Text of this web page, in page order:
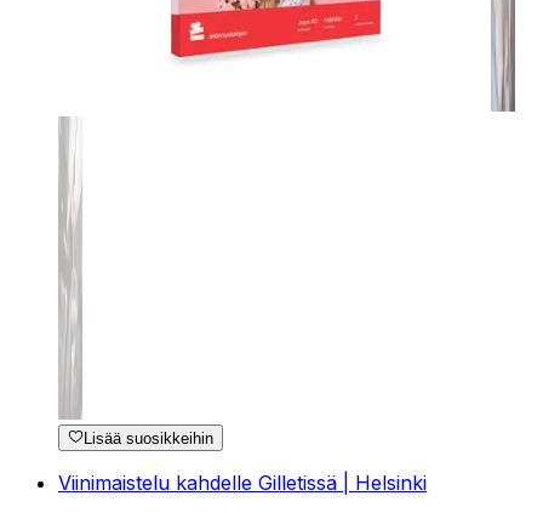
Lisää suosikkeihin
Viinimaistelu kahdelle Gilletissä | Helsinki